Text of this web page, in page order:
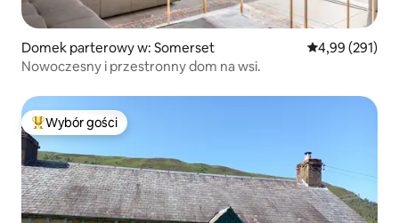
Domek parterowy w: Somerset Średnia
4,99 (291)
Nowoczesny i przestronny dom na wsi.
Najpopularniejsze z kategorii Wybór gości
Wybór gości